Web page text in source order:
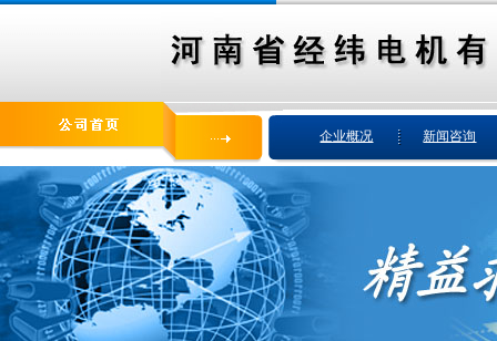
企业概况 新闻咨询